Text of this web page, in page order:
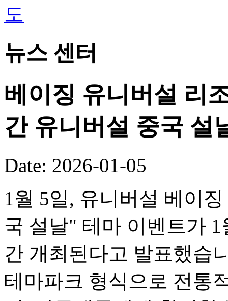
뉴스 센터
베이징 유니버설 리
간 유니버설 중국 설
Date: 2026-01-05
1월 5일, 유니버설 베이
국 설날" 테마 이벤트가
간 개최된다고 발표했습
테마파크 형식으로 전통